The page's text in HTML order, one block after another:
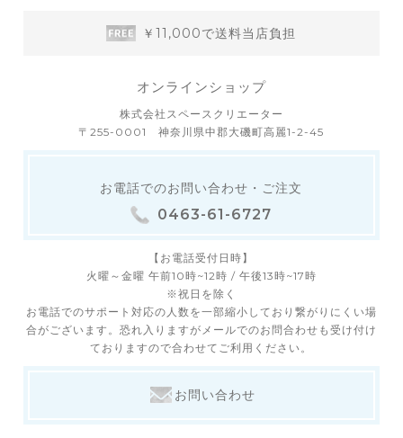
￥11,000で送料当店負担
オンラインショップ
株式会社スペースクリエーター
〒255-0001 神奈川県中郡大磯町高麗1-2-45
お電話でのお問い合わせ・ご注文
0463-61-6727
【お電話受付日時】
火曜～金曜 午前10時~12時 / 午後13時~17時
※祝日を除く
お電話でのサポート対応の人数を一部縮小しており繋がりにくい場
合がございます。恐れ入りますがメールでのお問合わせも受け付け
ておりますので合わせてご利用ください。
お問い合わせ